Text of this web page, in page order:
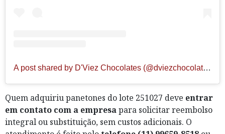
A post shared by D'Viez Chocolates (@dviezchocolatesfinos)
Quem adquiriu panetones do lote 251027 deve entrar
em contato com a empresapara solicitar reembolso
integral ou substituição, sem custos adicionais. O